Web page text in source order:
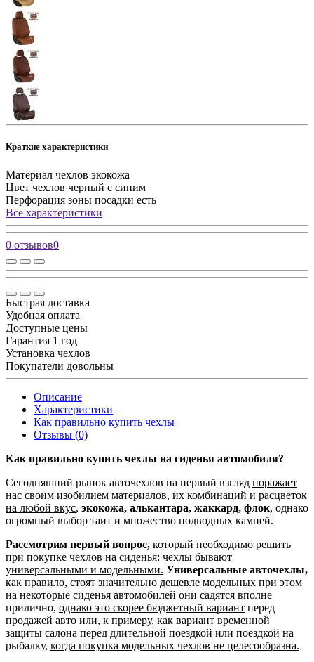
Краткие характеристики
Материал чехлов экокожа
Цвет чехлов черный с синим
Перфорация зоны посадки есть
Все характеристики
0 отзывов0
Быстрая доставка
Удобная оплата
Доступные цены
Гарантия 1 год
Установка чехлов
Покупатели довольны
Описание
Характеристики
Как правильно купить чехлы
Отзывы (0)
Как правильно купить чехлы на сиденья автомобиля?
Сегодняшний рынок авточехлов на первый взгляд поражает
нас своим изобилием материалов, их комбинаций и расцветок
на любой вкус, экокожа, алькантара, жаккард, флок, однако
огромный выбор таит и множество подводных камней.
Рассмотрим первый вопрос, который необходимо решить
при покупке чехлов на сиденья: чехлы бывают
универсальными и модельными. Универсальные авточехлы,
как правило, стоят значительно дешевле модельных при этом
на некоторые сиденья автомобилей они садятся вполне
прилично, однако это скорее бюджетный вариант перед
продажей авто или, к примеру, как вариант временной
защиты салона перед длительной поездкой или поездкой на
рыбалку, когда покупка модельных чехлов не целесообразна.